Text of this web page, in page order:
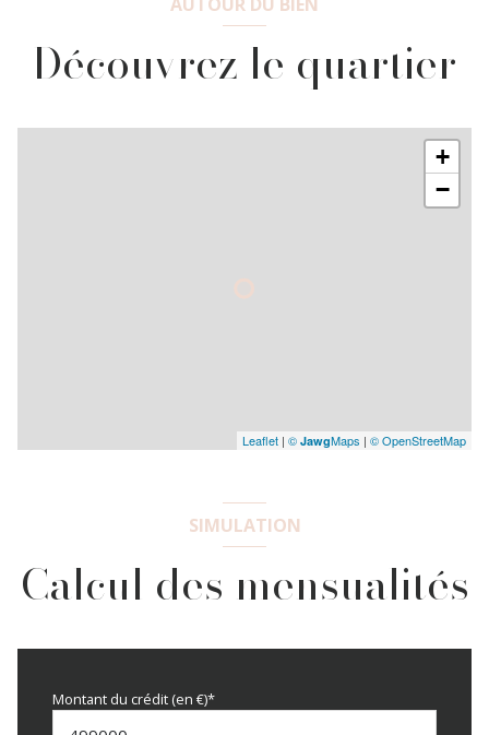
Découvrez le quartier
+
−
Leaflet | © JawgMaps | © OpenStreetMap
SIMULATION
Calcul des mensualités
Montant du crédit (en €)*